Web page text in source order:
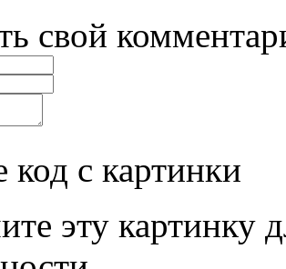
свой
код с картинки